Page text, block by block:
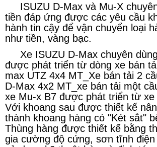
ISUZU D-Max và Mu-X
tiền đáp ứng được các yêu cầu
hành tin cậy để vận chuyển loại
như tiền, vàng bạc.
Xe ISUZU D-Max chuyên
được phát triển từ dòng xe bán
max UTZ 4x4 MT_Xe bán tải 2
D-Max 4x2 MT_xe bán tải một
xe Mu-x B7 được phát triển từ xe
Với khoang sau được thiết kế
thành khoang hàng có "Két sắt"
Thùng hàng được thiết kế bằng
gia cường độ cứng, sơn tĩnh điện